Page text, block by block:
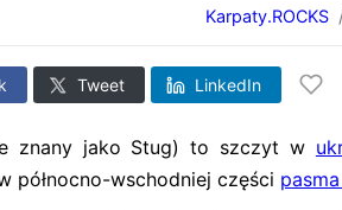
Karpaty.ROCKS
Tweet LinkedIn
znany jako Stug) to szczyt w
północno-wschodniej części